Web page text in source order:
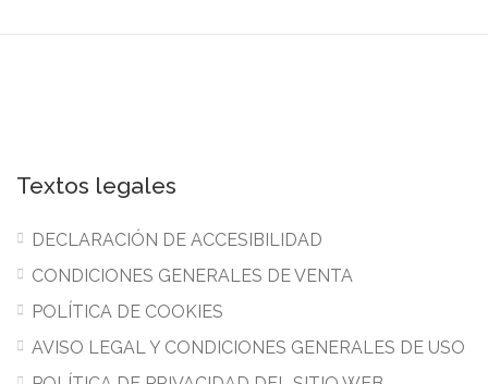
Textos legales
DECLARACIÓN DE ACCESIBILIDAD
CONDICIONES GENERALES DE VENTA
POLÍTICA DE COOKIES
AVISO LEGAL Y CONDICIONES GENERALES DE USO